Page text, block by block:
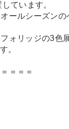
ています。
ールシーズンの
ォリッジの3色
。
＝＝＝